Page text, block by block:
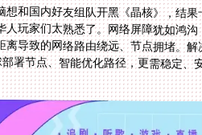
和国内好友组队开黑《晶核》，结
玩家们太熟悉了。网络屏障犹如鸿沟
导致的网络路由绕远、节点拥堵。
要全球部署节点、智能优化路径，更需